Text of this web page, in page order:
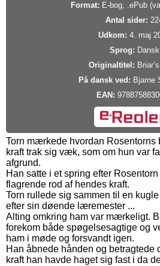
Format: E-bog, .ePub
Antal sider:
Udkom: 4. maj
Sprog: Dansk
Originaltitel:
På dansk ved: Bjarne
EAN:
Torn mærkede hvordan Rosentorns
kraft trak sig væk, som om hun var
afgrund.
Han satte i et spring efter
flagrende rod af hendes kraft.
Torn rullede sig sammen til en
efter sin døende læremester ...
Alting omkring ham var mærkeligt.
forekom både spøgelsesagtige og
ham i møde og forsvandt igen.
Han åbnede hånden og betragtede
kraft han havde haget sig fast i da